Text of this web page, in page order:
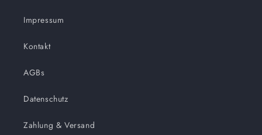
Impressum
Kontakt
AGBs
Datenschutz
Zahlung & Versand